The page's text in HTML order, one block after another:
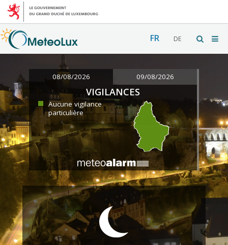
FR DE
08/08/2026 09/08/2026
VIGILANCES
Aucune vigilance
particulière